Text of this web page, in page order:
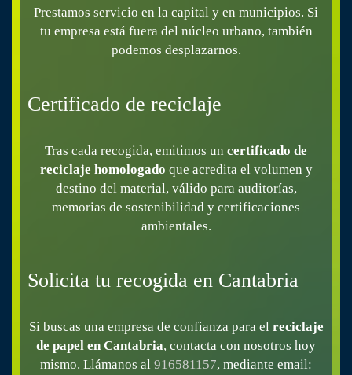
Prestamos servicio en la capital y en municipios. Si
tu empresa está fuera del núcleo urbano, también
podemos desplazarnos.
Certificado de reciclaje
Tras cada recogida, emitimos un certificado de
reciclaje homologado que acredita el volumen y
destino del material, válido para auditorías,
memorias de sostenibilidad y certificaciones
ambientales.
Solicita tu recogida en Cantabria
Si buscas una empresa de confianza para el reciclaje
de papel en Cantabria, contacta con nosotros hoy
mismo. Llámanos al 916581157, mediante email: